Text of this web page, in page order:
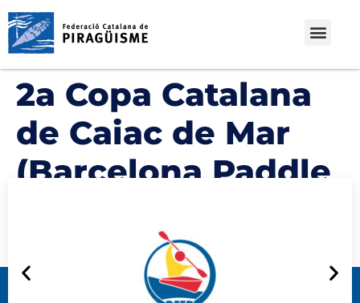
2a Copa Catalana
de Caiac de Mar
(Barcelona Paddle